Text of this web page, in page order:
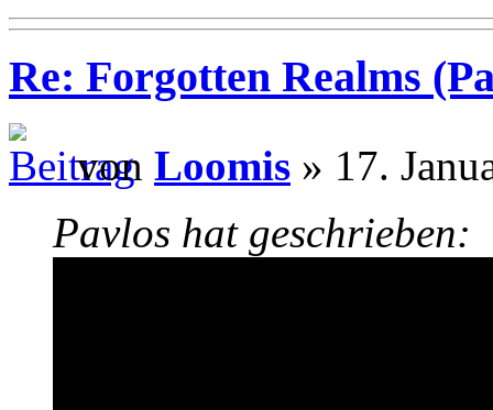
Re: Forgotten Realms
von Loomis » 17.
Pavlos hat geschrieben: